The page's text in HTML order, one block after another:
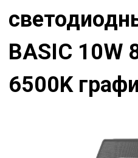
BASIC 10W
6500K